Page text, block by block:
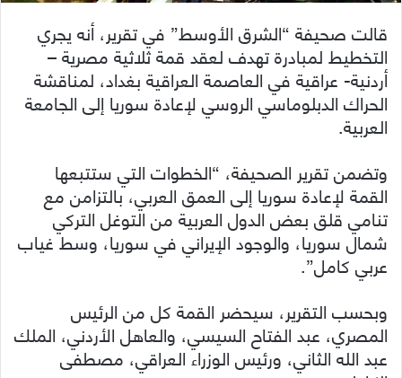
قالت صحيفة “الشرق الأوسط” في تقرير، أنه يجري
التخطيط لمبادرة تهدف لعقد قمة ثلاثية مصرية –
أردنية- عراقية في العاصمة العراقية بغداد، لمناقشة
الحراك الدبلوماسي الروسي لإعادة سوريا إلى الجامعة
العربية.
وتضمن تقرير الصحيفة، “الخطوات التي ستتبعها
القمة لإعادة سوريا إلى العمق العربي، بالتزامن مع
تنامي قلق بعض الدول العربية من التوغل التركي
شمال سوريا، والوجود الإيراني في سوريا، وسط غياب
عربي كامل”.
وبحسب التقرير، سيحضر القمة كل من الرئيس
المصري، عبد الفتاح السيسي، والعاهل الأردني، الملك
عبد الله الثاني، ورئيس الوزراء العراقي، مصطفى